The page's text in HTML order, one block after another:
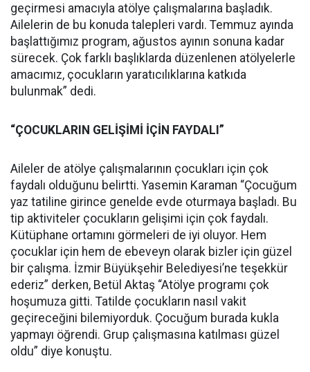
geçirmesi amacıyla atölye çalışmalarına başladık.
Ailelerin de bu konuda talepleri vardı. Temmuz ayında
başlattığımız program, ağustos ayının sonuna kadar
sürecek. Çok farklı başlıklarda düzenlenen atölyelerle
amacımız, çocukların yaratıcılıklarına katkıda
bulunmak” dedi.
“ÇOCUKLARIN GELİŞİMİ İÇİN FAYDALI”
Aileler de atölye çalışmalarının çocukları için çok
faydalı olduğunu belirtti. Yasemin Karaman “Çocuğum
yaz tatiline girince genelde evde oturmaya başladı. Bu
tip aktiviteler çocukların gelişimi için çok faydalı.
Kütüphane ortamını görmeleri de iyi oluyor. Hem
çocuklar için hem de ebeveyn olarak bizler için güzel
bir çalışma. İzmir Büyükşehir Belediyesi’ne teşekkür
ederiz” derken, Betül Aktaş “Atölye programı çok
hoşumuza gitti. Tatilde çocukların nasıl vakit
geçireceğini bilemiyorduk. Çocuğum burada kukla
yapmayı öğrendi. Grup çalışmasına katılması güzel
oldu” diye konuştu.